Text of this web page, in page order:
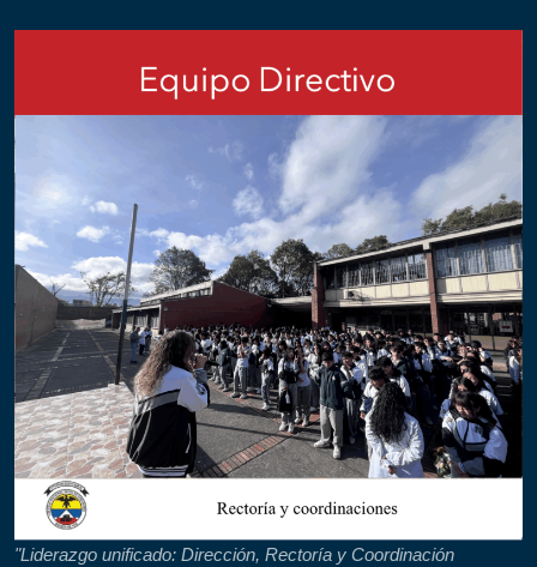
"Liderazgo unificado: Dirección, Rectoría y Coordinación